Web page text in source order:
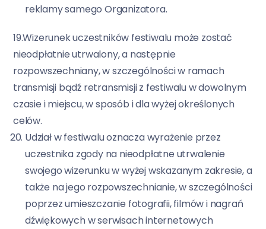
reklamy samego Organizatora.
19.Wizerunek uczestników festiwalu może zostać
nieodpłatnie utrwalony, a następnie
rozpowszechniany, w szczególności w ramach
transmisji bądź retransmisji z festiwalu w dowolnym
czasie i miejscu, w sposób i dla wyżej określonych
celów.
Udział w festiwalu oznacza wyrażenie przez
uczestnika zgody na nieodpłatne utrwalenie
swojego wizerunku w wyżej wskazanym zakresie, a
także na jego rozpowszechnianie, w szczególności
poprzez umieszczanie fotografii, filmów i nagrań
dźwiękowych w serwisach internetowych